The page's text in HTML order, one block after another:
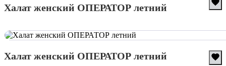
Халат женский ОПЕРАТОР летний
Халат женский ОПЕРАТОР летний